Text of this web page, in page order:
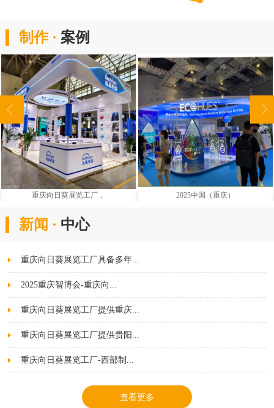
制作 · 案例
2025中国（重庆） 重庆劳保用品
新闻 · 中心
重庆向日葵展览工厂具备多年...
2025重庆智博会-重庆向...
重庆向日葵展览工厂提供重庆...
重庆向日葵展览工厂提供贵阳...
重庆向日葵展览工厂-西部制...
查看更多